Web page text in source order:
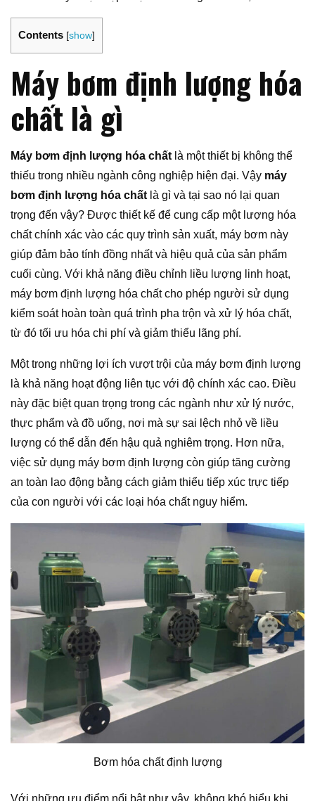
Contents [show]
Máy bơm định lượng hóa
chất là gì
Máy bơm định lượng hóa chất là một thiết bị không thể
thiếu trong nhiều ngành công nghiệp hiện đại. Vậy máy
bơm định lượng hóa chất là gì và tại sao nó lại quan
trọng đến vậy? Được thiết kế để cung cấp một lượng hóa
chất chính xác vào các quy trình sản xuất, máy bơm này
giúp đảm bảo tính đồng nhất và hiệu quả của sản phẩm
cuối cùng. Với khả năng điều chỉnh liều lượng linh hoạt,
máy bơm định lượng hóa chất cho phép người sử dụng
kiểm soát hoàn toàn quá trình pha trộn và xử lý hóa chất,
từ đó tối ưu hóa chi phí và giảm thiểu lãng phí.
Một trong những lợi ích vượt trội của máy bơm định lượng
là khả năng hoạt động liên tục với độ chính xác cao. Điều
này đặc biệt quan trọng trong các ngành như xử lý nước,
thực phẩm và đồ uống, nơi mà sự sai lệch nhỏ về liều
lượng có thể dẫn đến hậu quả nghiêm trọng. Hơn nữa,
việc sử dụng máy bơm định lượng còn giúp tăng cường
an toàn lao động bằng cách giảm thiểu tiếp xúc trực tiếp
của con người với các loại hóa chất nguy hiểm.
Bơm hóa chất định lượng
Với những ưu điểm nổi bật như vậy, không khó hiểu khi